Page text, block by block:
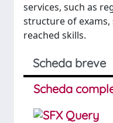
services, such as
structure of
reached skills.
Scheda breve
Scheda